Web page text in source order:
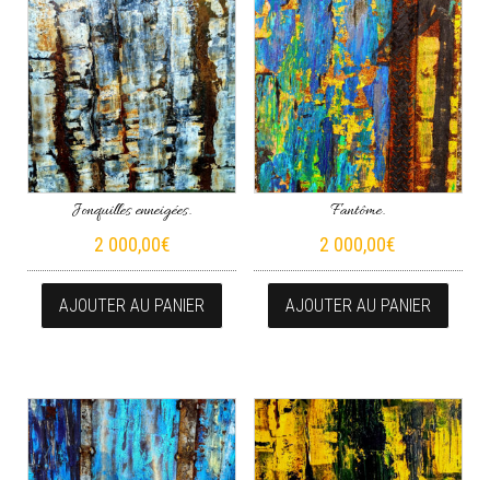
Jonquilles enneigées.
2 000,00€
AJOUTER AU PANIER
Fantôme.
2 000,00€
AJOUTER AU PANIER